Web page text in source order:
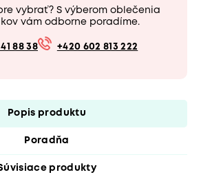
vybrať? S výberom oblečenia
vám odborne poradíme.
88 38 +420 602 813 222
Popis produktu
Poradňa
produkty